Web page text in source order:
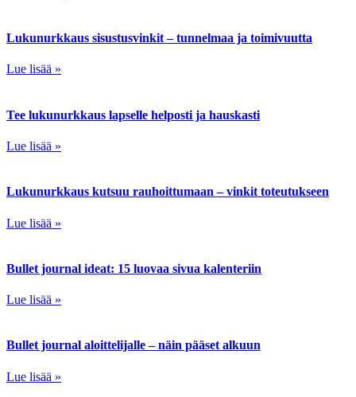
Lukunurkkaus sisustusvinkit – tunnelmaa ja toimivuutta
Lue lisää »
Tee lukunurkkaus lapselle helposti ja hauskasti
Lue lisää »
Lukunurkkaus kutsuu rauhoittumaan – vinkit toteutukseen
Lue lisää »
Bullet journal ideat: 15 luovaa sivua kalenteriin
Lue lisää »
Bullet journal aloittelijalle – näin pääset alkuun
Lue lisää »